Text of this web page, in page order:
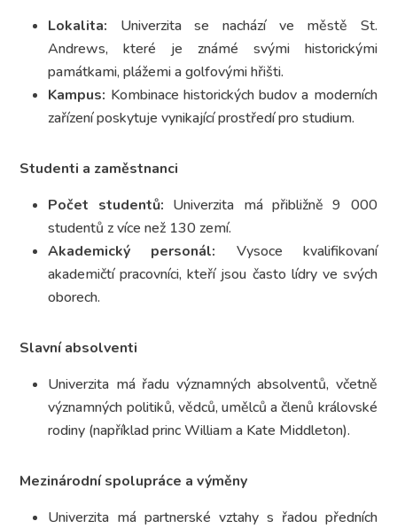
Lokalita: Univerzita se nachází ve městě St.
Andrews, které je známé svými historickými
památkami, plážemi a golfovými hřišti.
Kampus: Kombinace historických budov a moderních
zařízení poskytuje vynikající prostředí pro studium.
Studenti a zaměstnanci
Počet studentů: Univerzita má přibližně 9 000
studentů z více než 130 zemí.
Akademický personál: Vysoce kvalifikovaní
akademičtí pracovníci, kteří jsou často lídry ve svých
oborech.
Slavní absolventi
Univerzita má řadu významných absolventů, včetně
významných politiků, vědců, umělců a členů královské
rodiny (například princ William a Kate Middleton).
Mezinárodní spolupráce a výměny
Univerzita má partnerské vztahy s řadou předních